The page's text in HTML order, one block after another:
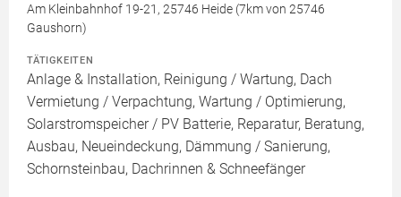
Am Kleinbahnhof 19-21, 25746 Heide (7km von 25746
Gaushorn)
TÄTIGKEITEN
Anlage & Installation, Reinigung / Wartung, Dach
Vermietung / Verpachtung, Wartung / Optimierung,
Solarstromspeicher / PV Batterie, Reparatur, Beratung,
Ausbau, Neueindeckung, Dämmung / Sanierung,
Schornsteinbau, Dachrinnen & Schneefänger